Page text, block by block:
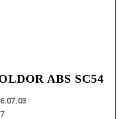
ABS SC54